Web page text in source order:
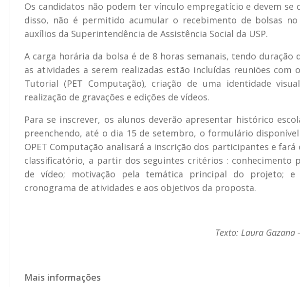
Os candidatos não podem ter vínculo empregatício e devem
disso, não é permitido acumular o recebimento de bolsas
auxílios da Superintendência de Assistência Social da USP.
A carga horária da bolsa é de 8 horas semanais, tendo
as atividades a serem realizadas estão incluídas reuniões com
Tutorial (PET Computação), criação de uma identidade
realização de gravações e edições de vídeos.
Para se inscrever, os alunos deverão apresentar histórico
preenchendo, até o dia 15 de setembro, o formulário
OPET Computação analisará a inscrição dos participantes e
classificatório, a partir dos seguintes critérios : conhecimento
de vídeo; motivação pela temática principal do projeto; e
cronograma de atividades e aos objetivos da proposta.
Texto: Laura Gazana
Mais informações